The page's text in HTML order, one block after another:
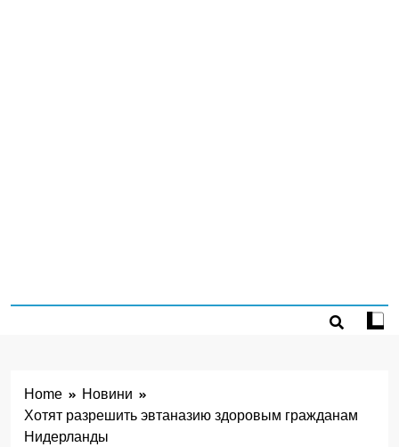
Home
Новини
Хотят разрешить эвтаназию здоровым гражданам
Нидерланды